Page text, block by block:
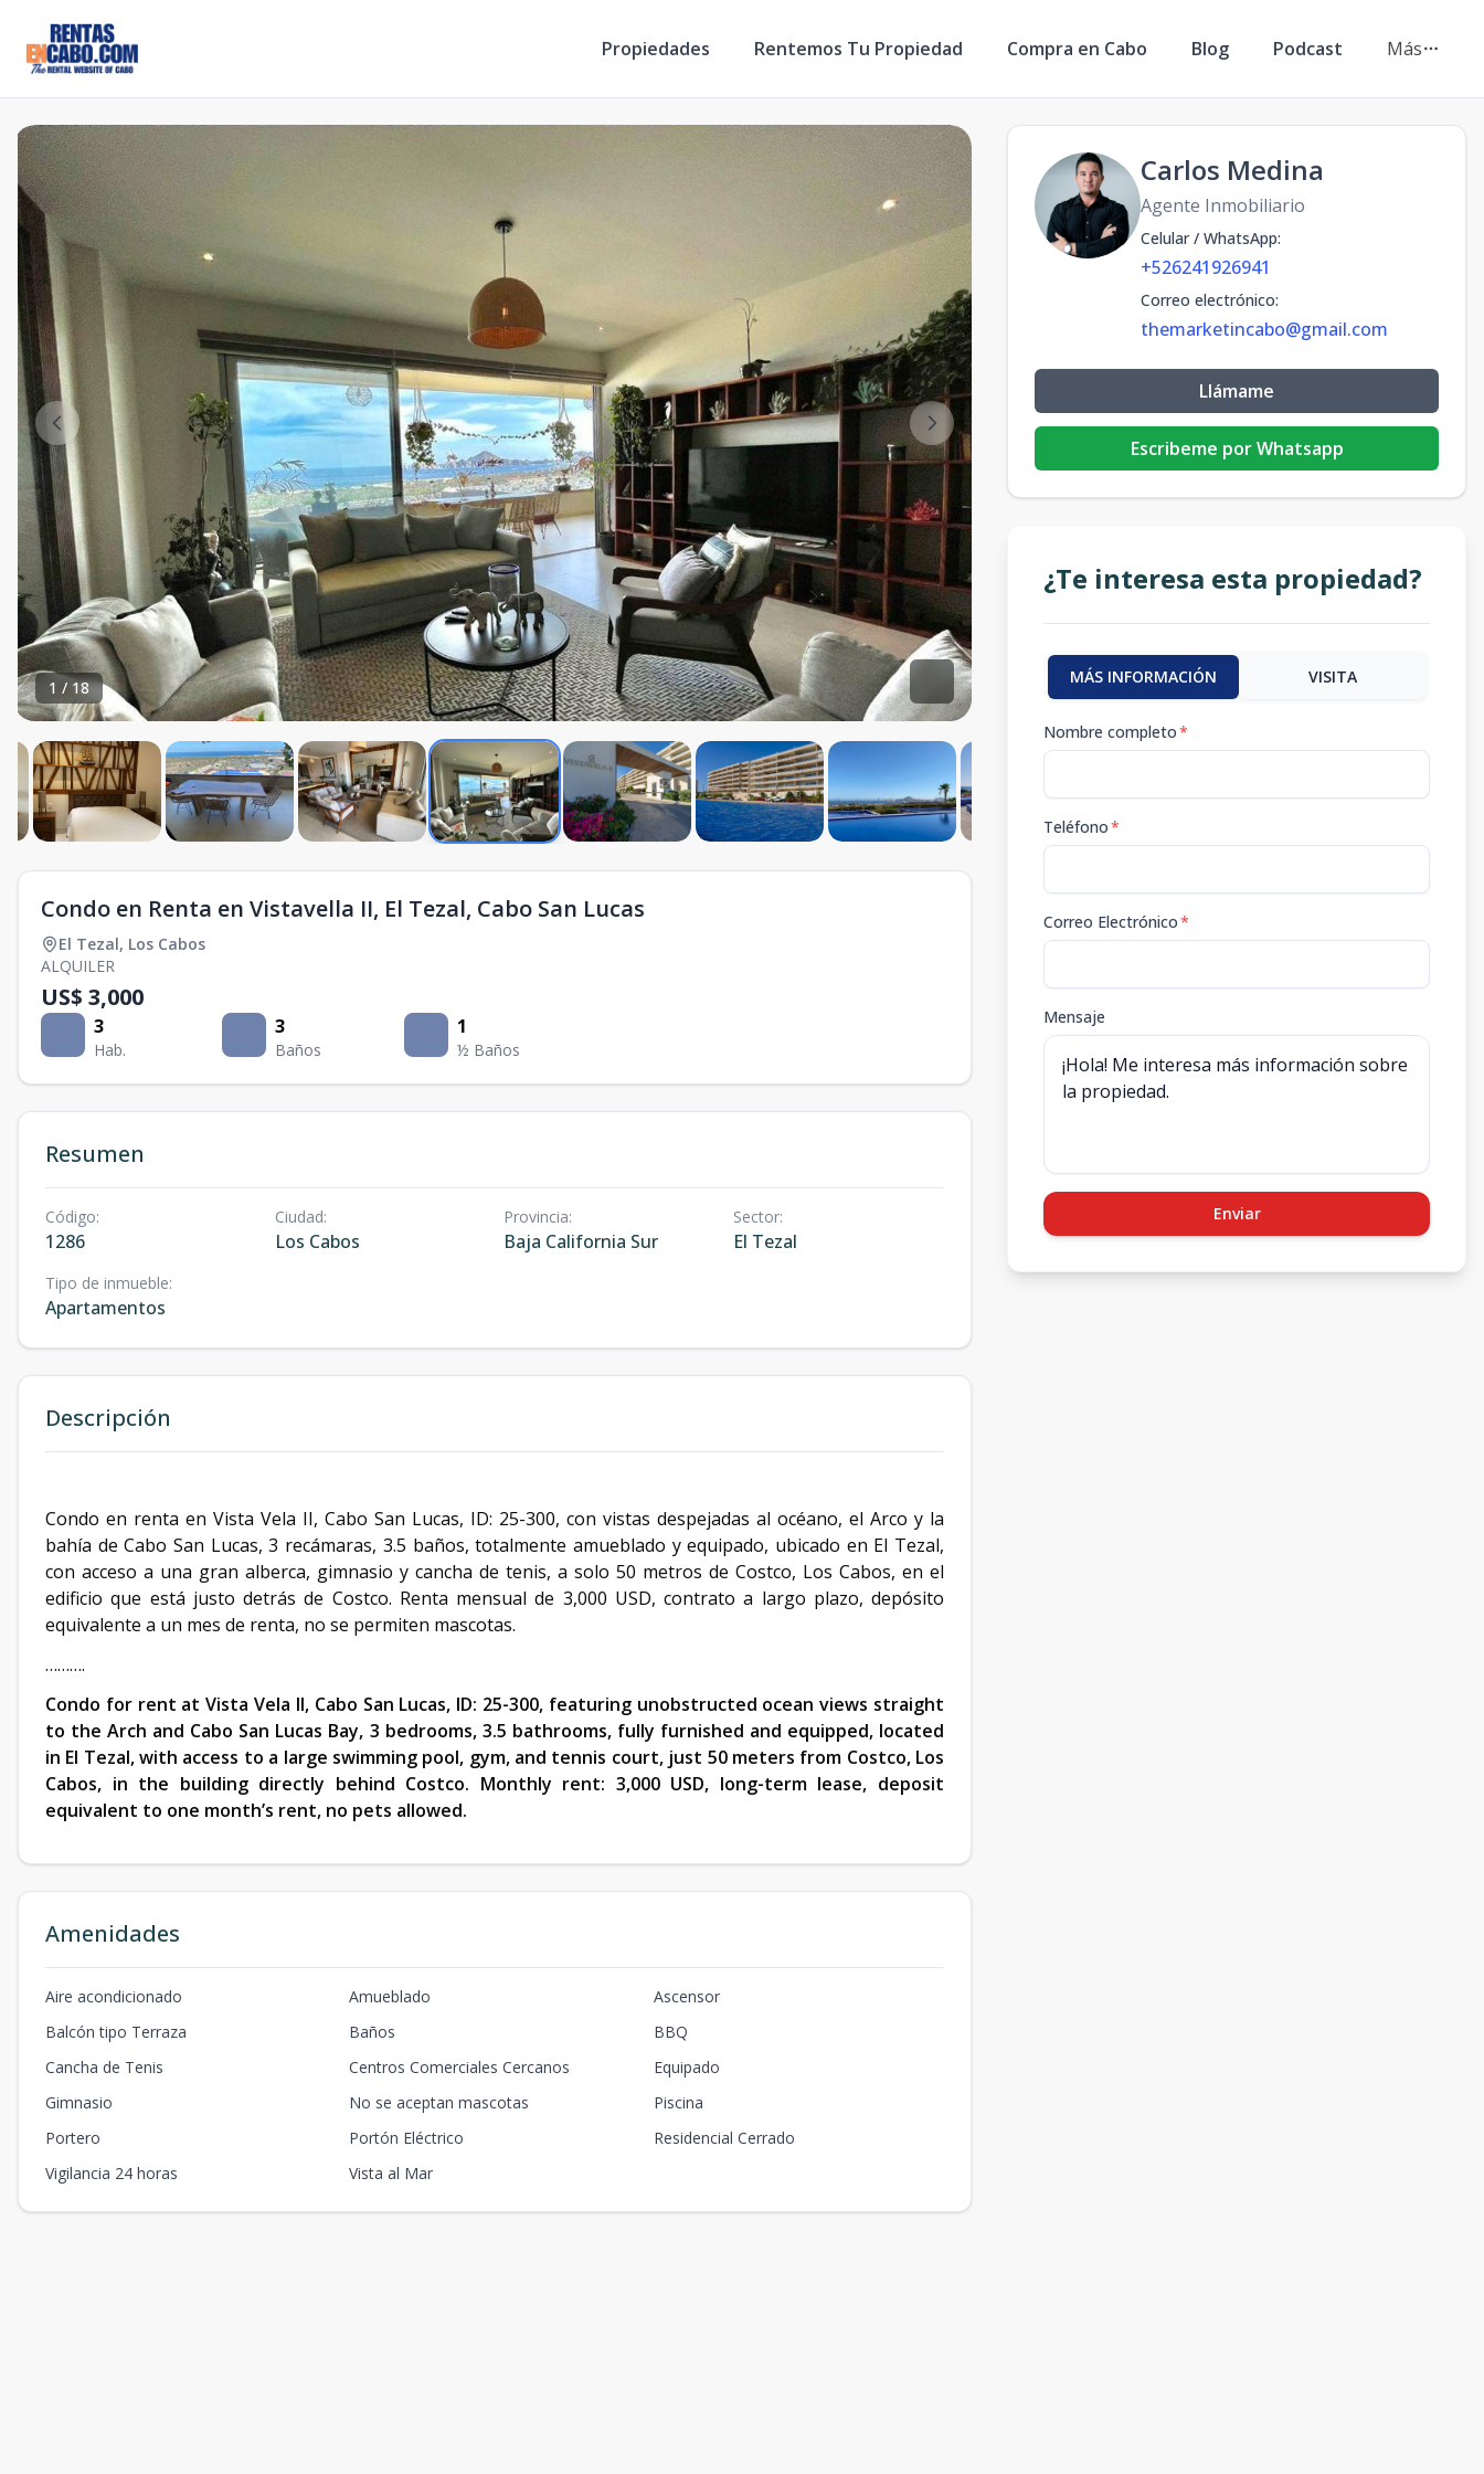
Propiedades Rentemos Tu Propiedad Compra en Cabo Blog Podcast Más
1 / 18
Condo en Renta en Vistavella II, El Tezal, Cabo San Lucas
El Tezal, Los Cabos
ALQUILER
US$ 3,000
3
Hab.
3
Baños
1
½ Baños
Resumen
Código:
1286
Ciudad:
Los Cabos
Provincia:
Baja California Sur
Sector:
El Tezal
Tipo de inmueble:
Apartamentos
Descripción
Condo en renta en Vista Vela II, Cabo San Lucas, ID: 25-300, con vistas despejadas al océano, el Arco y la
bahía de Cabo San Lucas, 3 recámaras, 3.5 baños, totalmente amueblado y equipado, ubicado en El Tezal,
con acceso a una gran alberca, gimnasio y cancha de tenis, a solo 50 metros de Costco, Los Cabos, en el
edificio que está justo detrás de Costco. Renta mensual de 3,000 USD, contrato a largo plazo, depósito
equivalente a un mes de renta, no se permiten mascotas.
……….
Condo for rent at Vista Vela II, Cabo San Lucas, ID: 25-300, featuring unobstructed ocean views straight
to the Arch and Cabo San Lucas Bay, 3 bedrooms, 3.5 bathrooms, fully furnished and equipped, located
in El Tezal, with access to a large swimming pool, gym, and tennis court, just 50 meters from Costco, Los
Cabos, in the building directly behind Costco. Monthly rent: 3,000 USD, long-term lease, deposit
equivalent to one month’s rent, no pets allowed.
Amenidades
Aire acondicionado Amueblado
Ascensor
Balcón tipo Terraza
Baños
BBQ
Cancha de Tenis
Centros Comerciales Cercanos
Equipado
Gimnasio
No se aceptan mascotas
Piscina
Portero
Portón Eléctrico
Residencial Cerrado
Vigilancia 24 horas
Vista al Mar
Carlos Medina
Agente Inmobiliario
Celular / WhatsApp:
+526241926941
Correo electrónico:
themarketincabo@gmail.com
Llámame
Escribeme por Whatsapp
¿Te interesa esta propiedad?
MÁS INFORMACIÓN VISITA
Nombre completo*
Teléfono*
Correo Electrónico*
Mensaje
Enviar